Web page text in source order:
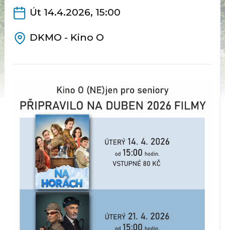
Út 14.4.2026, 15:00
DKMO - Kino O